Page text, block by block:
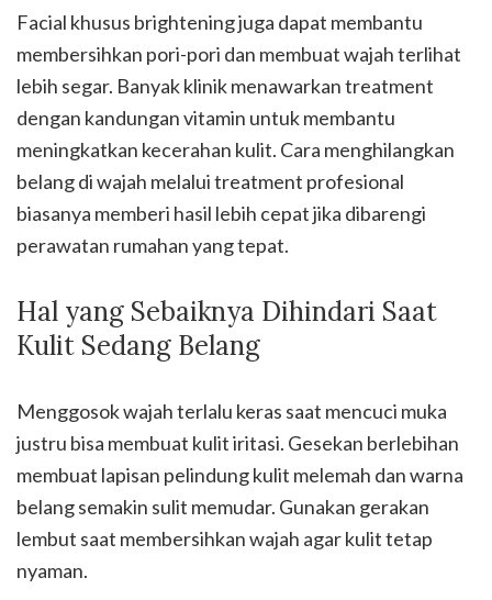
Facial khusus brightening juga dapat membantu
membersihkan pori-pori dan membuat wajah terlihat
lebih segar. Banyak klinik menawarkan treatment
dengan kandungan vitamin untuk membantu
meningkatkan kecerahan kulit. Cara menghilangkan
belang di wajah melalui treatment profesional
biasanya memberi hasil lebih cepat jika dibarengi
perawatan rumahan yang tepat.
Hal yang Sebaiknya Dihindari Saat
Kulit Sedang Belang
Menggosok wajah terlalu keras saat mencuci muka
justru bisa membuat kulit iritasi. Gesekan berlebihan
membuat lapisan pelindung kulit melemah dan warna
belang semakin sulit memudar. Gunakan gerakan
lembut saat membersihkan wajah agar kulit tetap
nyaman.